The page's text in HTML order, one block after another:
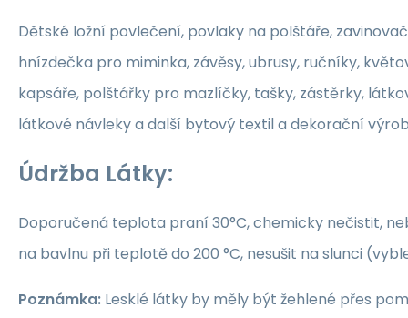
Dětské ložní povlečení, povlaky na polštáře,
hnízdečka pro miminka, závěsy, ubrusy, ručníky,
kapsáře, polštářky pro mazlíčky, tašky, zástěrky,
látkové návleky a další bytový textil a dekorační
Údržba Látky:
Doporučená teplota praní 30°C, chemicky nečistit,
na bavlnu při teplotě do 200 °C, nesušit na slunci
Poznámka: Lesklé látky by měly být žehlené přes